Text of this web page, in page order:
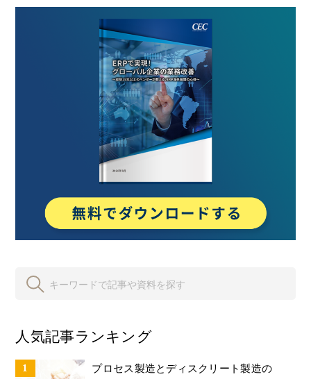
人気記事ランキング
プロセス製造とディスクリート製造の